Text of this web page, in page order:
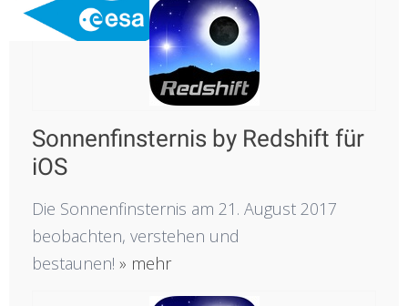
Sonnenfinsternis by Redshift für
iOS
Die Sonnenfinsternis am 21. August 2017
beobachten, verstehen und
bestaunen! » mehr